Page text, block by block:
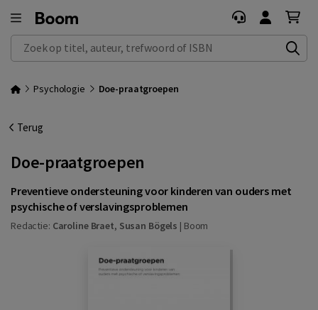
Zoek op titel, auteur, trefwoord of ISBN
Psychologie Doe-praatgroepen
Terug
Doe-praatgroepen
Preventieve ondersteuning voor kinderen van ouders met
psychische of verslavingsproblemen
Redactie: Caroline Braet, Susan Bögels | Boom